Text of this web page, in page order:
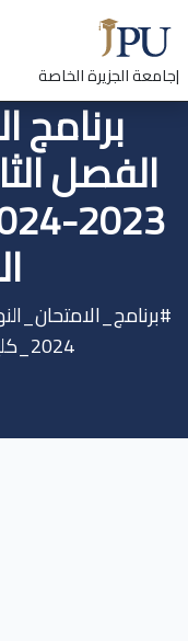
|جامعة الجزيرة الخاصة
برنامج
الفصل
2024_كلية_الهندسة_االمعمارية